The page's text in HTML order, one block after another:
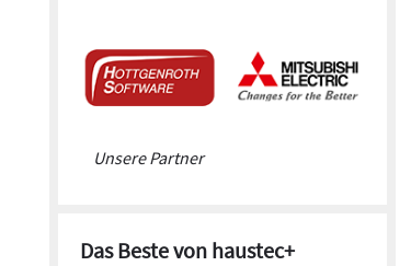
Unsere Partner
Das Beste von haustec+